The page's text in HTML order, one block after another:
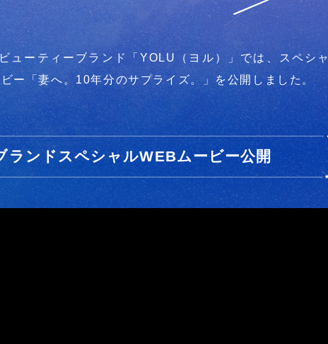
ューティーブランド「YOLU（ヨル）」では、スペシャ
ー「妻へ。10年分のサプライズ。」を公開しました。
ランドスペシャルWEBムービー公開